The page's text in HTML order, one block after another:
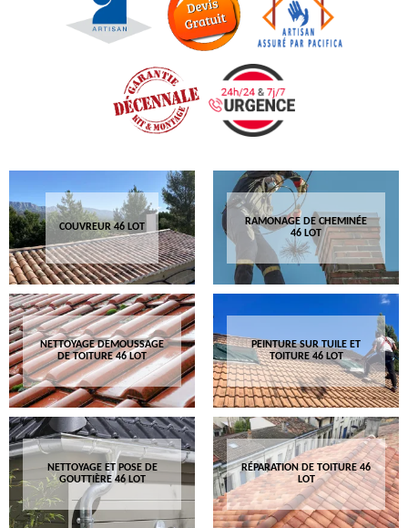
COUVREUR 46 LOT
RAMONAGE DE CHEMINÉE
46 LOT
NETTOYAGE DEMOUSSAGE
DE TOITURE 46 LOT
PEINTURE SUR TUILE ET
TOITURE 46 LOT
NETTOYAGE ET POSE DE
GOUTTIÈRE 46 LOT
RÉPARATION DE TOITURE 46
LOT